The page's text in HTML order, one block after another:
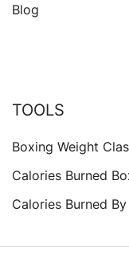
Blog
TOOLS
Boxing Weight
Calories Burned
Calories Burned